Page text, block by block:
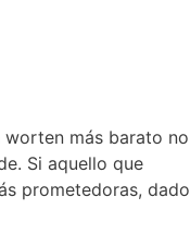
worten más barato no
Si aquello que
prometedoras, dado